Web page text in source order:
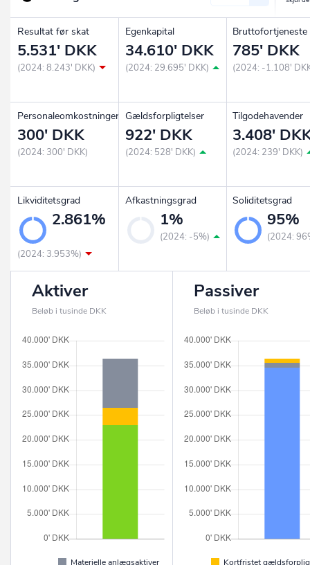
Resultat før skat
5.531' DKK
(2024: 8.243' DKK)
Egenkapital
34.610' DKK
(2024: 29.695' DKK)
Bruttofortjeneste
785' DKK
(2024: -1.108'
Personaleomkostninger
300' DKK
(2024: 300' DKK)
Gældsforpligtelser
922' DKK
(2024: 528' DKK)
Tilgodehavender
3.408'
(2024: 239' DKK)
Likviditetsgrad
2.861%
(2024: 3.953%)
Afkastningsgrad
1%
(2024: -5%)
Soliditetsgrad
95%
(2024:
Aktiver
Beløb i tusinde DKK
Materielle anlægsaktiver
Passiver
Beløb i tusinde DKK
Kortfristet